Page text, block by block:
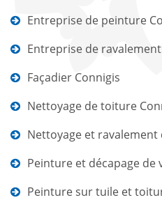
Entreprise de peinture
Entreprise de
Façadier Connigis
Nettoyage de toiture
Nettoyage et ravalement
Peinture et décapage de
Peinture sur tuile et